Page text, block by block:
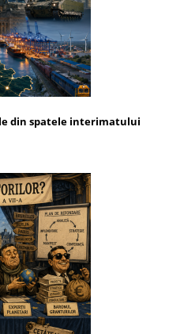
din spatele interimatului